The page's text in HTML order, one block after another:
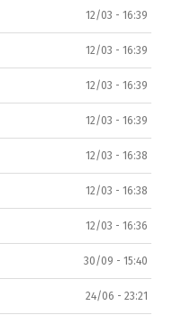
12/03 - 16:39
12/03 - 16:39
12/03 - 16:39
12/03 - 16:39
12/03 - 16:38
12/03 - 16:38
12/03 - 16:36
30/09 - 15:40
24/06 - 23:21